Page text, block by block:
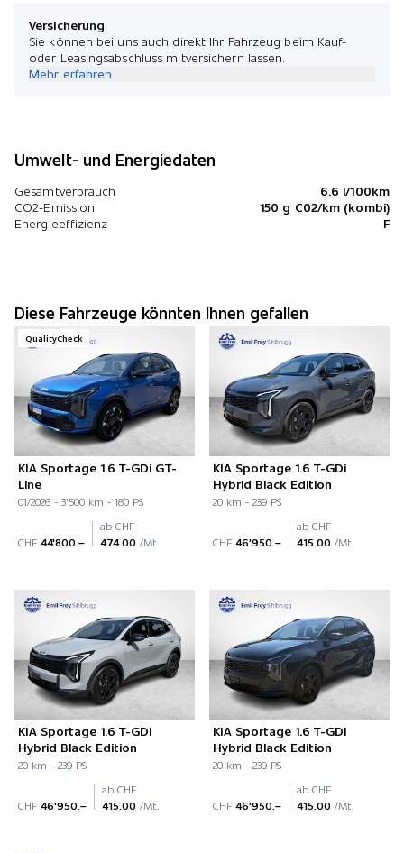
Versicherung
Sie können bei uns auch direkt Ihr Fahrzeug beim Kauf-
oder Leasingsabschluss mitversichern lassen.
Mehr erfahren
Umwelt- und Energiedaten
Gesamtverbrauch
6.6 l/100km
CO2-Emission
150 g C02/km (kombi)
Energieeffizienz
F
Diese Fahrzeuge könnten Ihnen gefallen
QualityCheck
KIA Sportage 1.6 T-GDi GT-
Line
01/2026 - 3'500 km - 180 PS
CHF 44'800.–
ab CHF
474.00 /Mt.
KIA Sportage 1.6 T-GDi
Hybrid Black Edition
20 km - 239 PS
CHF 46'950.–
ab CHF
415.00 /Mt.
KIA Sportage 1.6 T-GDi
Hybrid Black Edition
20 km - 239 PS
CHF 46'950.–
ab CHF
415.00 /Mt.
KIA Sportage 1.6 T-GDi
Hybrid Black Edition
20 km - 239 PS
CHF 46'950.–
ab CHF
415.00 /Mt.